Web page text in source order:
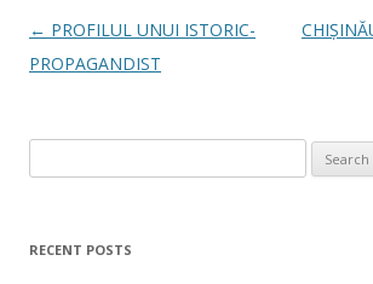
Post navigation
← PROFILUL UNUI ISTORIC-
PROPAGANDIST
RECENT POSTS